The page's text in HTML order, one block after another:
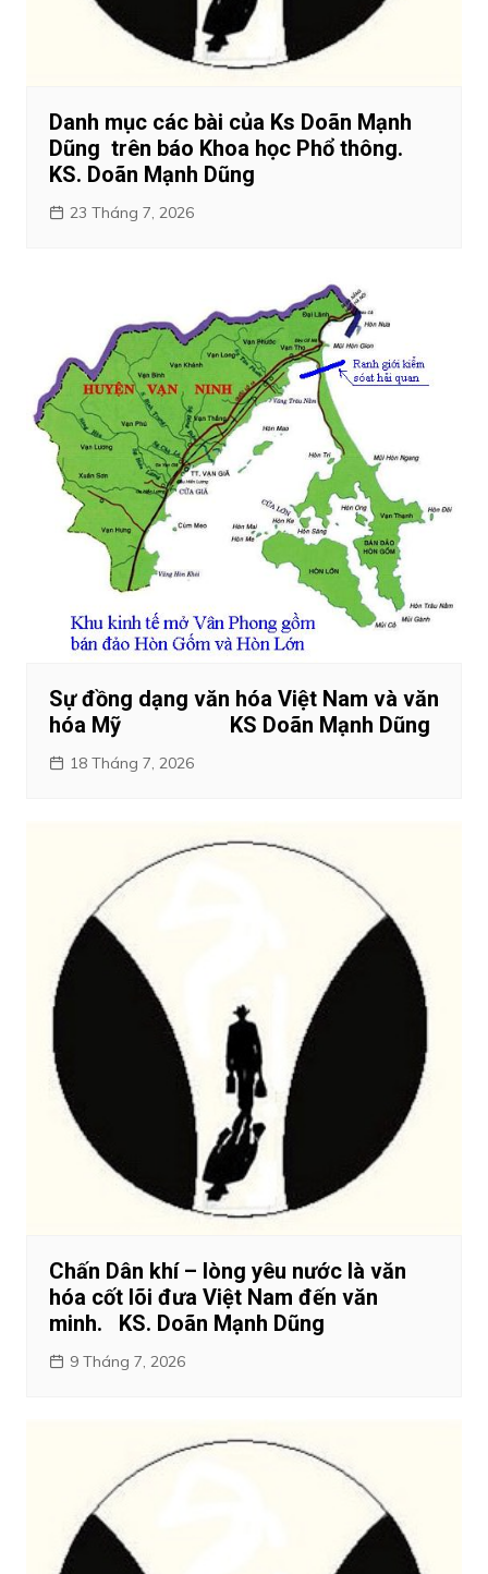
Danh mục các bài của Ks Doãn Mạnh
Dũng trên báo Khoa học Phổ thông.
KS. Doãn Mạnh Dũng
23 Tháng 7, 2026
Sự đồng dạng văn hóa Việt Nam và văn
hóa Mỹ KS Doãn Mạnh Dũng
18 Tháng 7, 2026
Chấn Dân khí – lòng yêu nước là văn
hóa cốt lõi đưa Việt Nam đến văn
minh. KS. Doãn Mạnh Dũng
9 Tháng 7, 2026